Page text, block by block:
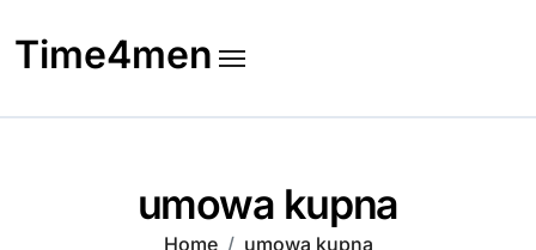
to
content
Time4men
umowa kupna
Home umowa kupna